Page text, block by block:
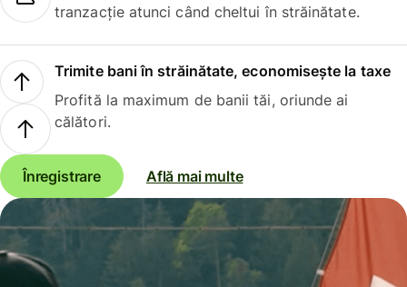
tranzacție atunci când cheltui în străinătate.
Trimite bani în străinătate, economisește la taxe
Profită la maximum de banii tăi, oriunde ai
călători.
Înregistrare Află mai multe